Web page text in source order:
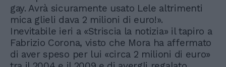
gay. Avrà sicuramente usato Lele altrimenti
mica glieli dava 2 milioni di euro!».
Inevitabile ieri a «Striscia la notizia» il tapiro a
Fabrizio Corona, visto che Mora ha affermato
di aver speso per lui «circa 2 milioni di euro»